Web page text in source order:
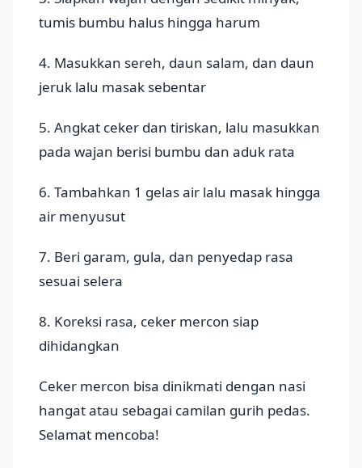
tumis bumbu halus hingga harum
4. Masukkan sereh, daun salam, dan daun
jeruk lalu masak sebentar
5. Angkat ceker dan tiriskan, lalu masukkan
pada wajan berisi bumbu dan aduk rata
6. Tambahkan 1 gelas air lalu masak hingga
air menyusut
7. Beri garam, gula, dan penyedap rasa
sesuai selera
8. Koreksi rasa, ceker mercon siap
dihidangkan
Ceker mercon bisa dinikmati dengan nasi
hangat atau sebagai camilan gurih pedas.
Selamat mencoba!